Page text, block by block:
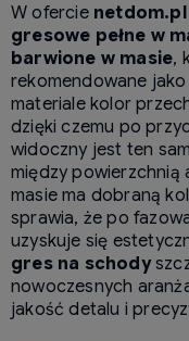
W ofercie netdom.pl
gresowe pełne w
barwione w masie,
rekomendowane jako
materiale kolor
dzięki czemu po
widoczny jest ten
między powierzchnią
masie ma dobraną
sprawia, że po
uzyskuje się
gres na schody
nowoczesnych
jakość detalu i